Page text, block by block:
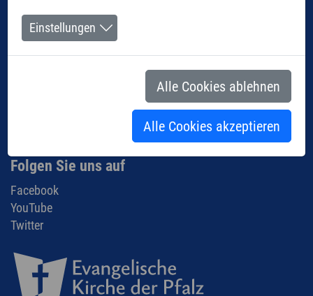
Gemeindeleben
Glaube & Leben
Information
Folgen Sie uns auf
Facebook
YouTube
Twitter
Einstellungen
Alle Cookies ablehnen
Alle Cookies akzeptieren